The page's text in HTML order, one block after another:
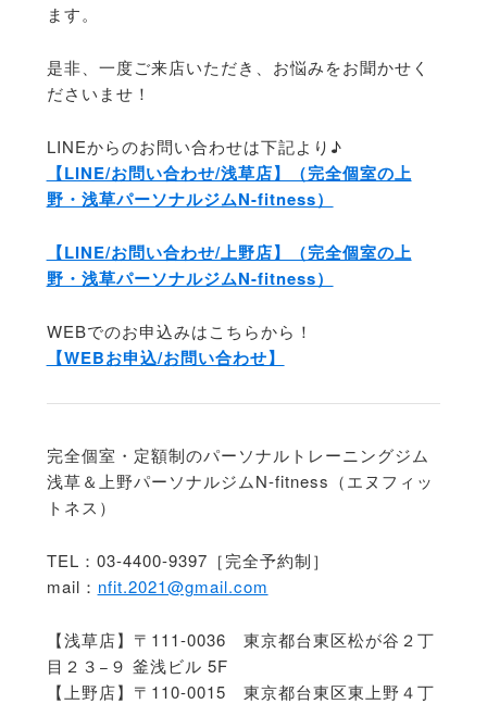
ます。
是非、一度ご来店いただき、お悩みをお聞かせく
ださいませ！
LINEからのお問い合わせは下記より♪
【LINE/お問い合わせ/浅草店】（完全個室の上
野・浅草パーソナルジムN-fitness）
【LINE/お問い合わせ/上野店】（完全個室の上
野・浅草パーソナルジムN-fitness）
WEBでのお申込みはこちらから！
【WEBお申込/お問い合わせ】
完全個室・定額制のパーソナルトレーニングジム
浅草＆上野パーソナルジムN-fitness（エヌフィッ
トネス）
TEL：03-4400-9397［完全予約制］
mail： nfit.2021@gmail.com
【浅草店】〒111-0036 東京都台東区松が谷２丁
目２３−９ 釜浅ビル 5F
【上野店】〒110-0015 東京都台東区東上野４丁